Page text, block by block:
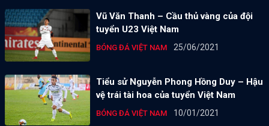
Vũ Văn Thanh – Cầu thủ vàng của đội
tuyển U23 Việt Nam
BÓNG ĐÁ VIỆT NAM 25/06/2021
Tiểu sử Nguyễn Phong Hồng Duy – Hậu
vệ trái tài hoa của tuyển Việt Nam
BÓNG ĐÁ VIỆT NAM 10/01/2021